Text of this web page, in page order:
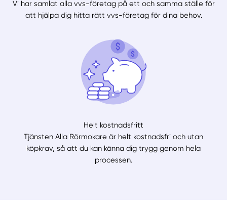
Vi har samlat alla vvs-företag på ett och samma ställe för
att hjälpa dig hitta rätt vvs-företag för dina behov.
Helt kostnadsfritt
Tjänsten Alla Rörmokare är helt kostnadsfri och utan
köpkrav, så att du kan känna dig trygg genom hela
processen.